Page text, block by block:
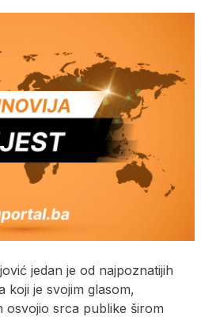
jedan je od najpoznatijih
koji je svojim glasom,
osvojio srca publike širom